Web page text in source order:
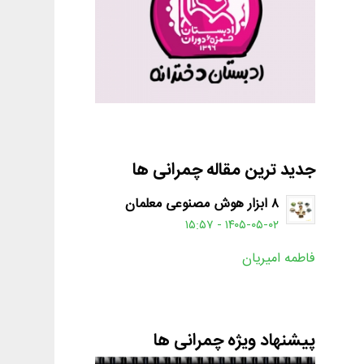
جدید ترین مقاله چمرانی ها
۸ ابزار هوش مصنوعی معلمان
۱۴۰۵-۰۵-۰۲ - ۱۵:۵۷
فاطمه امیریان
پیشنهاد ویژه چمرانی ها